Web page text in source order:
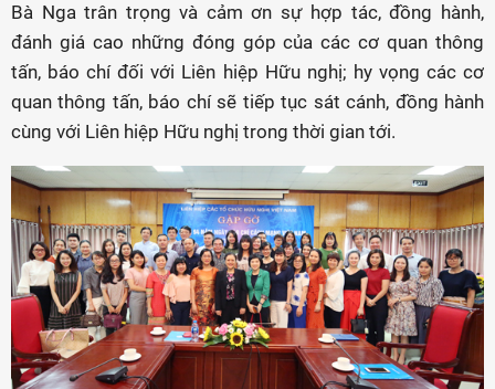
Bà Nga trân trọng và cảm ơn sự hợp tác, đồng hành,
đánh giá cao những đóng góp của các cơ quan thông
tấn, báo chí đối với Liên hiệp Hữu nghị; hy vọng các cơ
quan thông tấn, báo chí sẽ tiếp tục sát cánh, đồng hành
cùng với Liên hiệp Hữu nghị trong thời gian tới.